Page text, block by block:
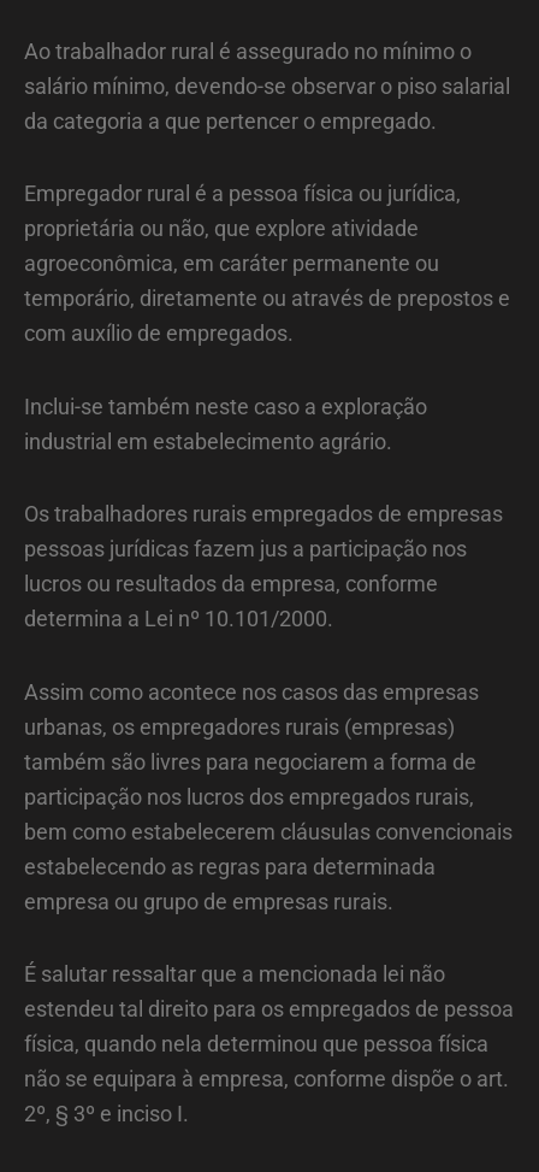
Ao trabalhador rural é assegurado no mínimo o
salário mínimo, devendo-se observar o piso salarial
da categoria a que pertencer o empregado.
Empregador rural é a pessoa física ou jurídica,
proprietária ou não, que explore atividade
agroeconômica, em caráter permanente ou
temporário, diretamente ou através de prepostos e
com auxílio de empregados.
Inclui-se também neste caso a exploração
industrial em estabelecimento agrário.
Os trabalhadores rurais empregados de empresas
pessoas jurídicas fazem jus a participação nos
lucros ou resultados da empresa, conforme
determina a Lei nº 10.101/2000.
Assim como acontece nos casos das empresas
urbanas, os empregadores rurais (empresas)
também são livres para negociarem a forma de
participação nos lucros dos empregados rurais,
bem como estabelecerem cláusulas convencionais
estabelecendo as regras para determinada
empresa ou grupo de empresas rurais.
É salutar ressaltar que a mencionada lei não
estendeu tal direito para os empregados de pessoa
física, quando nela determinou que pessoa física
não se equipara à empresa, conforme dispõe o art.
2º, § 3º e inciso I.